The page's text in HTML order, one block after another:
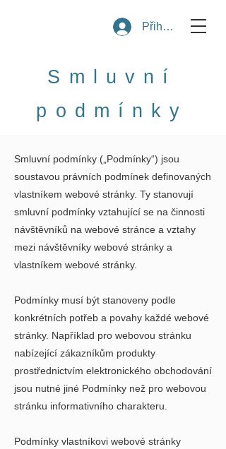
Přihlásit se
Smluvní
podmínky
Smluvní podmínky („Podmínky“) jsou
soustavou právních podmínek definovaných
vlastníkem webové stránky. Ty stanovují
smluvní podmínky vztahující se na činnosti
návštěvníků na webové stránce a vztahy
mezi návštěvníky webové stránky a
vlastníkem webové stránky.
Podmínky musí být stanoveny podle
konkrétních potřeb a povahy každé webové
stránky. Například pro webovou stránku
nabízející zákazníkům produkty
prostřednictvím elektronického obchodování
jsou nutné jiné Podmínky než pro webovou
stránku informativního charakteru.
Podmínky vlastníkovi webové stránky